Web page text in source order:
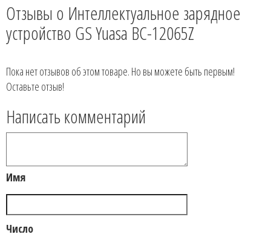
Отзывы о Интеллектуальное зарядное
устройство GS Yuasa BC-12065Z
Пока нет отзывов об этом товаре. Но вы можете быть первым!
Оставьте отзыв!
Написать комментарий
Имя
Число